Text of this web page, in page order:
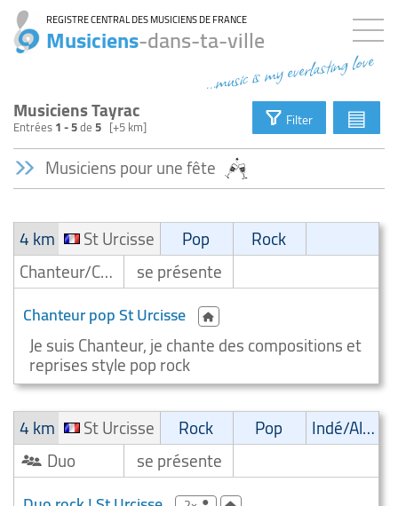
REGISTRE CENTRAL DES MUSICIENS DE FRANCE
Musiciens-dans-ta-ville
...music is my everlasting love
Musiciens Tayrac
Entrées1 - 5de5 [+5 km] Filter ▤
Musiciens pour une fête
4 km St Urcisse Pop
Rock
Chanteur/Chanteuse
se présente
Chanteur pop St Urcisse
Je suis Chanteur, je chante des compositions et
reprises style pop rock
4 km
St Urcisse Rock Pop
Indé/Alternatif
Duo
se présente